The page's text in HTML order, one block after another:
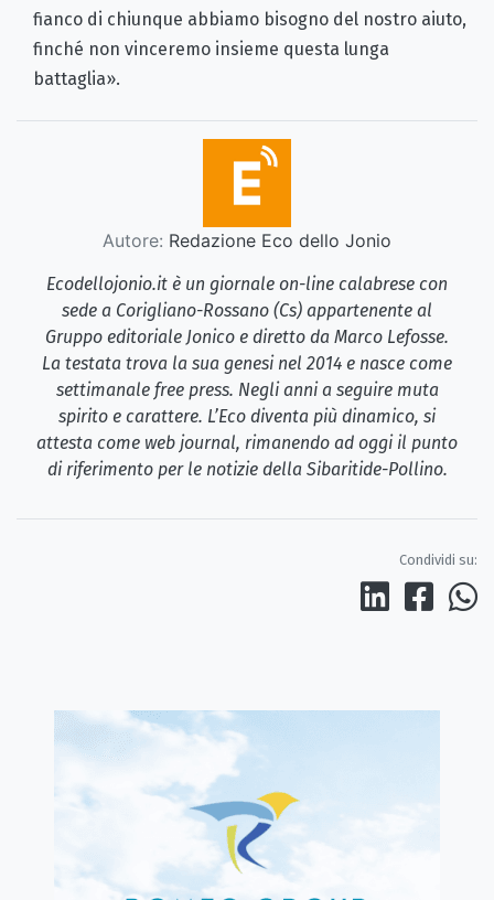
fianco di chiunque abbiamo bisogno del nostro aiuto,
finché non vinceremo insieme questa lunga
battaglia».
Autore: Redazione Eco dello Jonio
Ecodellojonio.it è un giornale on-line calabrese con
sede a Corigliano-Rossano (Cs) appartenente al
Gruppo editoriale Jonico e diretto da Marco Lefosse.
La testata trova la sua genesi nel 2014 e nasce come
settimanale free press. Negli anni a seguire muta
spirito e carattere. L’Eco diventa più dinamico, si
attesta come web journal, rimanendo ad oggi il punto
di riferimento per le notizie della Sibaritide-Pollino.
Condividi su: